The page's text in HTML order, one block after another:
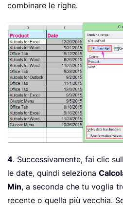
combinare le righe.
4. Successivamente, fai clic
le date, quindi seleziona
Min, a seconda che tu voglia
recente o quella più vecchia.